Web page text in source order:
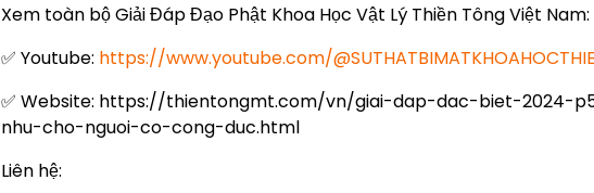
Xem toàn bộ Giải Đáp Đạo Phật Khoa Học Vật Lý Thiền Tông Việt Nam:
✅ Youtube: https://www.youtube.com/
✅ Website: https://thientongmt.com/vn/giai-dap-dac-biet-
nhu-cho-nguoi-co-cong-duc.html
Liên hệ: